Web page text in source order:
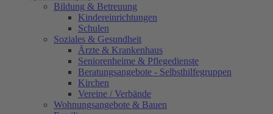
Bildung & Betreuung
Kindereinrichtungen
Schulen
Soziales & Gesundheit
Ärzte & Krankenhaus
Seniorenheime & Pflegedienste
Beratungsangebote - Selbsthilfegruppen
Kirchen
Vereine / Verbände
Wohnungsangebote & Bauen